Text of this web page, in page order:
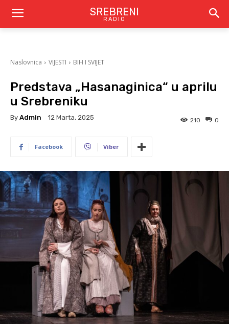
SREBRENI
RADIO
Naslovnica VIJESTI BIH I SVIJET
Predstava „Hasanaginica“ u aprilu
u Srebreniku
By Admin 12 Marta, 2025 0
210
Facebook Viber